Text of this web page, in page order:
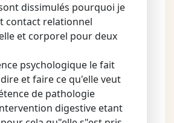
dissimulés pourquoi je
contact relationnel
et corporel pour deux
psychologique le fait
et faire ce qu'elle veut
de pathologie
digestive etant